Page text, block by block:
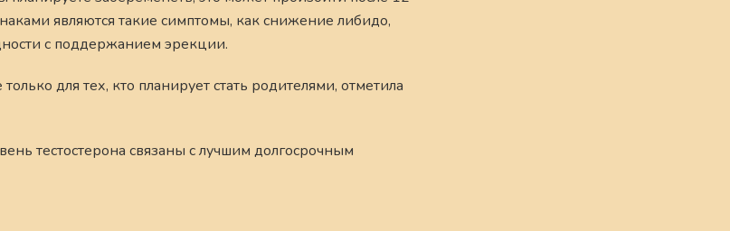
являются такие симптомы, как снижение либидо,
с поддержанием эрекции.
для тех, кто планирует стать родителями, отметила
тестостерона связаны с лучшим долгосрочным